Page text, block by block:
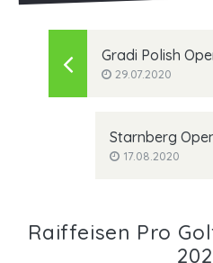
Gradi Polish
29.07.2020
Starnberg
17.08.2020
Raiffeisen Pro